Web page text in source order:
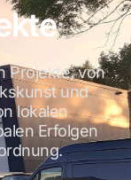
Projekte, von
und
lokalen
Erfolgen